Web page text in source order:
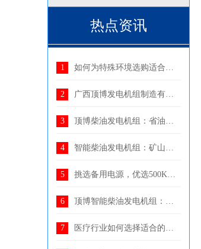
热点资讯
如何为特殊环境选购适合的柴油发电机组
广西顶博发电机组制造有限公司与中国铁西安局集团达成
顶博柴油发电机组：省油、智能化，可为港口提供持续稳
智能柴油发电机组：矿山开采中不可或缺的电力保障设备
挑选备用电源，优选500KW上柴柴油发电机组，非常省油、性
顶博智能柴油发电机组：地铁系统稳定电力的可靠支持
医疗行业如何选择适合的柴油发电机组？分析医疗行业对